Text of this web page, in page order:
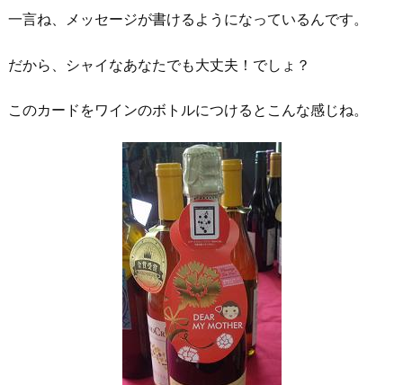
一言ね、メッセージが書けるようになっているんです。
だから、シャイなあなたでも大丈夫！でしょ？
このカードをワインのボトルにつけるとこんな感じね。